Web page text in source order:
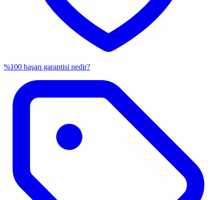
%100 başarı garantisi nedir?